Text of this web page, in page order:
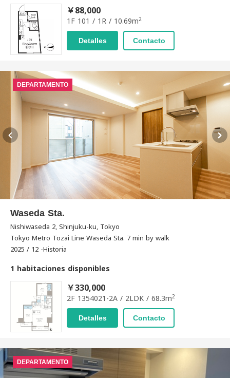
￥88,000
1F 101 / 1R / 10.69m2
Detalles Contacto
DEPARTAMENTO
Waseda Sta.
Nishiwaseda 2, Shinjuku-ku, Tokyo
Tokyo Metro Tozai Line Waseda Sta. 7 min by walk
2025 / 12 -Historia
1 habitaciones disponibles
￥330,000
2F 1354021-2A / 2LDK / 68.3m2
Detalles Contacto
DEPARTAMENTO